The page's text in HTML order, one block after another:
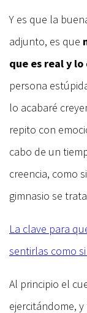
Y es que la
adjunto, es que
que es real y
persona
lo acabaré
repito con
cabo de un
creencia, como
gimnasio se
La clave para
sentirlas como
Al principio el
ejercitándome,